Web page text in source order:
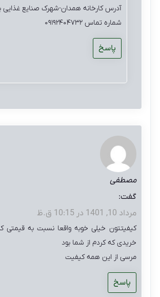
آدرس کارخانه همدان-شهرک صنایع غذایی
شماره تماس ۰۹۱۹۲۴۰۴۷۳۲
پاسخ
مصطفی
گفت:
مرداد 10, 1401 در 10:15 ق.ظ
کیفیتتون خیلی خوبه واقعا نسبت به قیمتی
خریدی که کردم از شما بود
مرسی از این همه کیفیت
پاسخ